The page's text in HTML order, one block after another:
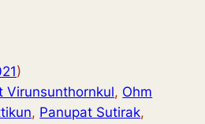
)
Virunsunthornkul, Ohm
, Panupat Sutirak,